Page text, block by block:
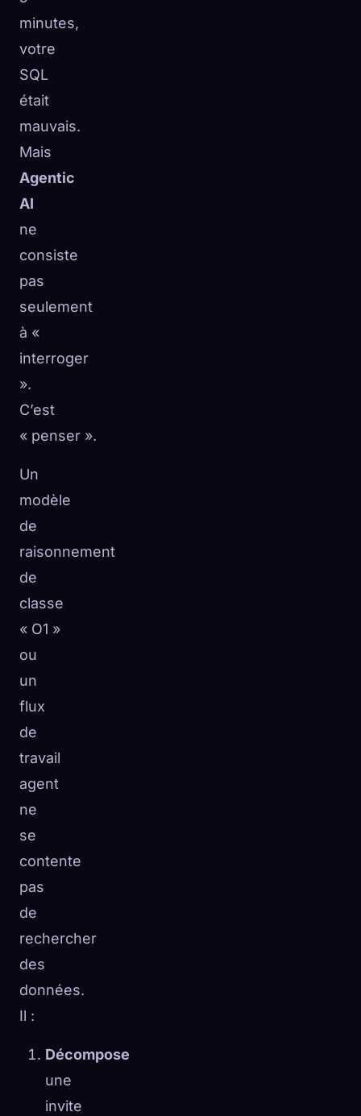
minutes,
votre
SQL
était
mauvais.
Mais
Agentic
AI
ne
consiste
pas
seulement
à «
interroger
».
C’est
« penser ».
Un
modèle
de
raisonnement
de
classe
« O1 »
ou
un
flux
de
travail
agent
ne
se
contente
pas
de
rechercher
des
données.
Il :
Décompose
une
invite